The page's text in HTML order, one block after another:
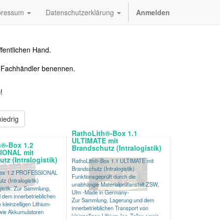
Datenschutzerklärung Anmelden
Hand.
benennen.
Box 1.2
mit
(Intralogistik)
1.2 PROFESSIONAL
(Intralogistik)
Zur Sammlung,
dem innerbetrieblichen
Lithium-
Akkumulatoren
RathoLith®-Box 1.1
ULTIMATE mit
Brandschutz (Intralogistik)
RathoLith®-Box 1.1 ULTIMATE mit
Brandschutz (Intralogistik)
Funktionsgeprüft durch die
unabhängie Materialprüfanstalt ZSW,
Ulm -Made in Germany-
Zur Sammlung, Lagerung und dem
innerbetrieblichen Transport von
kleinzelligen Lithium-Ion-Zellen sowie